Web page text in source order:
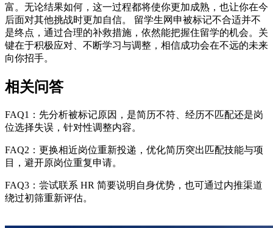
富。无论结果如何，这一过程都将使你更加成熟，也让你在今
后面对其他挑战时更加自信。 留学生网申被标记不合适并不
是终点，通过合理的补救措施，依然能把握住留学的机会。关
键在于积极应对、不断学习与调整，相信成功会在不远的未来
向你招手。
相关问答
FAQ1：先分析被标记原因，是简历不符、经历不匹配还是岗
位选择失误，针对性调整内容。
FAQ2：更换相近岗位重新投递，优化简历突出匹配技能与项
目，避开原岗位重复申请。
FAQ3：尝试联系 HR 简要说明自身优势，也可通过内推渠道
绕过初筛重新评估。